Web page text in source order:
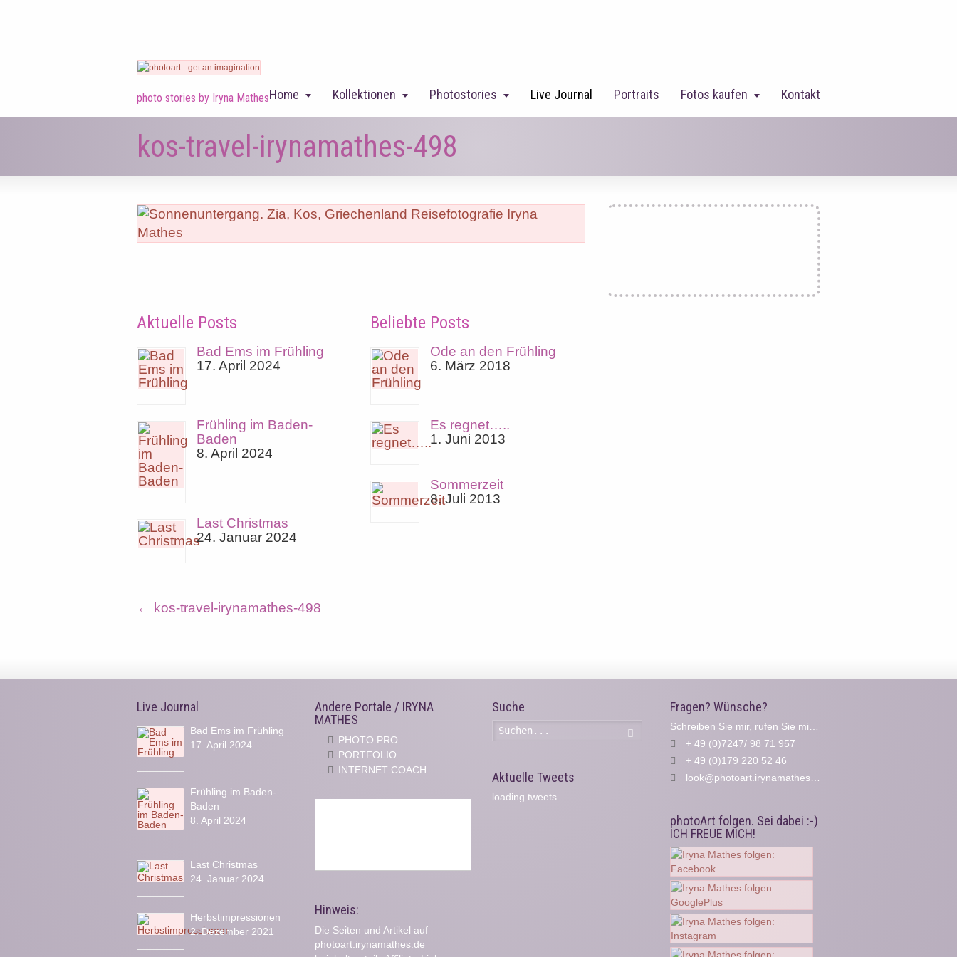
photo stories by Iryna MathesHome Kollektionen Photostories Live Journal Portraits Fotos kaufen Kontakt
kos-travel-irynamathes-498
Aktuelle Posts
Bad Ems im Frühling
17. April 2024
Frühling im Baden-
Baden
8. April 2024
Last Christmas
24. Januar 2024
Beliebte Posts
Ode an den Frühling
6. März 2018
Es regnet…..
1. Juni 2013
Sommerzeit
8. Juli 2013
← kos-travel-irynamathes-498
Live Journal
Bad Ems im Frühling
17. April 2024
Frühling im Baden-
Baden
8. April 2024
Last Christmas
24. Januar 2024
Herbstimpressionen
2. Dezember 2021
Andere Portale / IRYNA
MATHES
PHOTO PRO
PORTFOLIO
INTERNET COACH
Hinweis:
Die Seiten und Artikel auf
photoart.irynamathes.de
Suche
Aktuelle Tweets
loading tweets...
Fragen? Wünsche?
Schreiben Sie mir, rufen Sie mich an...
+ 49 (0)7247/ 98 71 957
+ 49 (0)179 220 52 46
look@photoart.irynamathes.de
photoArt folgen. Sei dabei :-)
ICH FREUE MICH!